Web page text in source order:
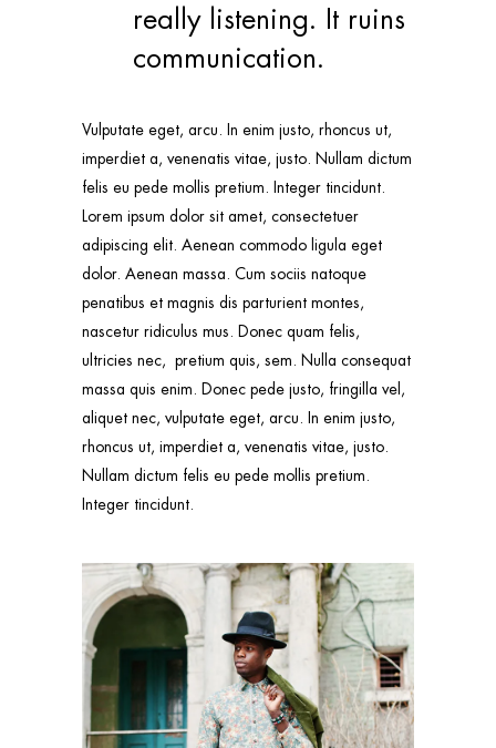
really listening. It ruins
communication.
Vulputate eget, arcu. In enim justo, rhoncus ut,
imperdiet a, venenatis vitae, justo. Nullam dictum
felis eu pede mollis pretium. Integer tincidunt.
Lorem ipsum dolor sit amet, consectetuer
adipiscing elit. Aenean commodo ligula eget
dolor. Aenean massa. Cum sociis natoque
penatibus et magnis dis parturient montes,
nascetur ridiculus mus. Donec quam felis,
ultricies nec, pretium quis, sem. Nulla consequat
massa quis enim. Donec pede justo, fringilla vel,
aliquet nec, vulputate eget, arcu. In enim justo,
rhoncus ut, imperdiet a, venenatis vitae, justo.
Nullam dictum felis eu pede mollis pretium.
Integer tincidunt.